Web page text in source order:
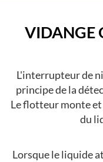
VIDANGE
L'interrupteur de
principe de la
Le flotteur monte et
du
Lorsque le liquide